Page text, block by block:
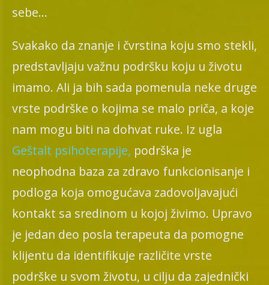
sebe…
Svakako da znanje i čvrstina koju smo stekli,
predstavljaju važnu podršku koju u životu
imamo. Ali ja bih sada pomenula neke druge
vrste podrške o kojima se malo priča, a koje
nam mogu biti na dohvat ruke. Iz ugla
Geštalt psihoterapije, podrška je
neophodna baza za zdravo funkcionisanje i
podloga koja omogućava zadovoljavajući
kontakt sa sredinom u kojoj živimo. Upravo
je jedan deo posla terapeuta da pomogne
klijentu da identifikuje različite vrste
podrške u svom životu, u cilju da zajednički